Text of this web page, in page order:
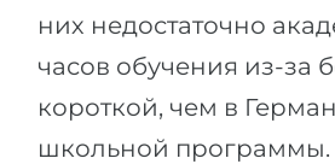
них недостаточно
часов обучения из-за
короткой, чем в
школьной программы.